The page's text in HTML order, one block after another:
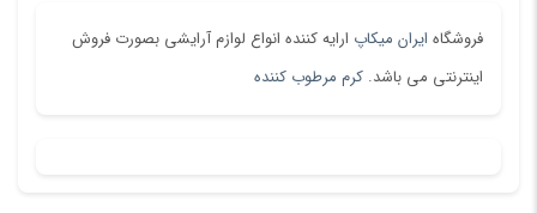
فروشگاه ایران میکاپ ارایه کننده انواع لوازم آرایشی بصورت فروش
اینترنتی می باشد. کرم مرطوب کننده